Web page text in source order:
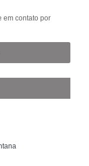
em contato por